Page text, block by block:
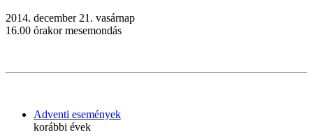
2014. december 21. vasárnap
16.00 órakor mesemondás
Adventi események
korábbi évek